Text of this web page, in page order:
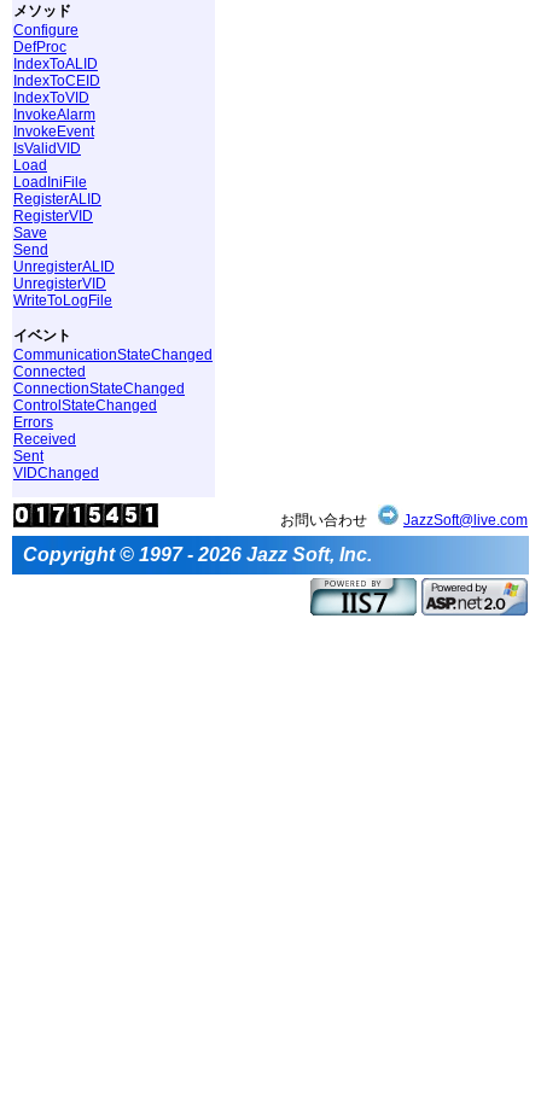
メソッド
Configure
DefProc
IndexToALID
IndexToCEID
IndexToVID
InvokeAlarm
InvokeEvent
IsValidVID
Load
LoadIniFile
RegisterALID
RegisterVID
Save
Send
UnregisterALID
UnregisterVID
WriteToLogFile
イベント
CommunicationStateChanged
Connected
ConnectionStateChanged
ControlStateChanged
Errors
Received
Sent
VIDChanged
お問い合わせ JazzSoft@live.com
Copyright © 1997 - 2026 Jazz Soft, Inc.